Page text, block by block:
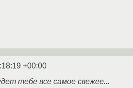
+00:00
тебе все самое свежее...